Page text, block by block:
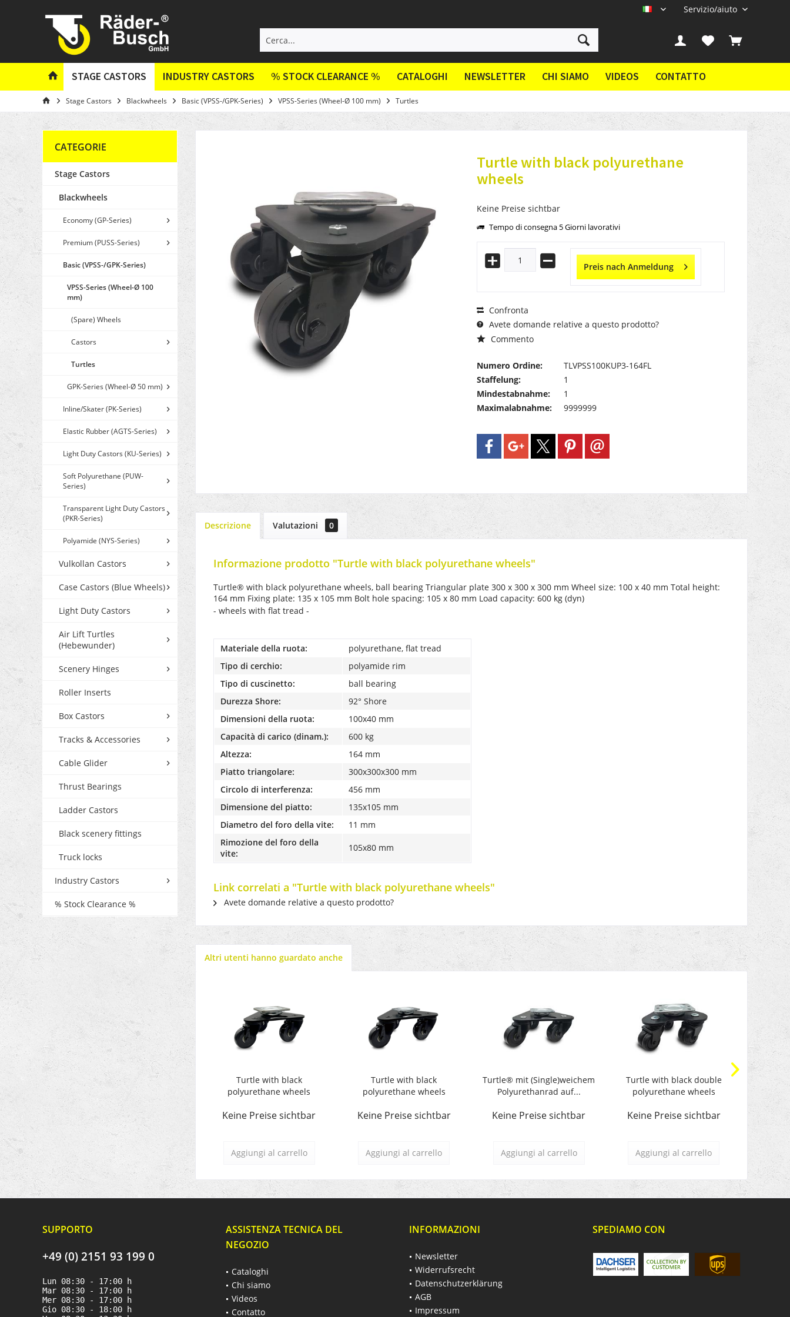
Servizio/aiuto
STAGE CASTORS INDUSTRY CASTORS % STOCK CLEARANCE % CATALOGHI NEWSLETTER CHI SIAMO VIDEOS CONTATTO
Stage Castors Blackwheels Basic (VPSS-/GPK-Series) VPSS-Series (Wheel-Ø 100 mm) Turtles
CATEGORIE
Stage Castors
Blackwheels
Economy (GP-Series)
Premium (PUSS-Series)
Basic (VPSS-/GPK-Series)
VPSS-Series (Wheel-Ø 100
mm)
(Spare) Wheels
Castors
Turtles
GPK-Series (Wheel-Ø 50 mm)
Inline/Skater (PK-Series)
Elastic Rubber (AGTS-Series)
Light Duty Castors (KU-Series)
Soft Polyurethane (PUW-
Series)
Transparent Light Duty Castors
(PKR-Series)
Polyamide (NYS-Series)
Vulkollan Castors
Case Castors (Blue Wheels)
Light Duty Castors
Air Lift Turtles
(Hebewunder)
Scenery Hinges
Roller Inserts
Box Castors
Tracks & Accessories
Cable Glider
Thrust Bearings
Ladder Castors
Black scenery fittings
Truck locks
Industry Castors
% Stock Clearance %
Turtle with black polyurethane
wheels
Keine Preise sichtbar
Tempo di consegna 5 Giorni lavorativi
Preis nach Anmeldung
Confronta
Avete domande relative a questo prodotto?
Commento
Numero Ordine:
TLVPSS100KUP3-164FL
Staffelung:
1
Mindestabnahme:
1
Maximalabnahme:
9999999
Descrizione Valutazioni 0
Informazione prodotto "Turtle with black polyurethane wheels"
Turtle® with black polyurethane wheels, ball bearing Triangular plate 300 x 300 x 300 mm Wheel size: 100 x 40 mm Total height:
164 mm Fixing plate: 135 x 105 mm Bolt hole spacing: 105 x 80 mm Load capacity: 600 kg (dyn)
- wheels with flat tread -
Materiale della ruota:
polyurethane, flat tread
Tipo di cerchio:
polyamide rim
Tipo di cuscinetto:
ball bearing
Durezza Shore:
92° Shore
Dimensioni della ruota:
100x40 mm
Capacità di carico (dinam.):
600 kg
Altezza:
164 mm
Piatto triangolare:
300x300x300 mm
Circolo di interferenza:
456 mm
Dimensione del piatto:
135x105 mm
Diametro del foro della vite:
11 mm
Rimozione del foro della
vite:
105x80 mm
Link correlati a "Turtle with black polyurethane wheels"
Avete domande relative a questo prodotto?
Altri utenti hanno guardato anche
Turtle with black
polyurethane wheels
Keine Preise sichtbar
Aggiungi al carrello
Turtle with black
polyurethane wheels
Keine Preise sichtbar
Aggiungi al carrello
Turtle® mit (Single)weichem
Polyurethanrad auf...
Keine Preise sichtbar
Aggiungi al carrello
Turtle with black double
polyurethane wheels
Keine Preise sichtbar
Aggiungi al carrello
SUPPORTO
+49 (0) 2151 93 199 0
Lun 08:30 - 17:00 h
Mar 08:30 - 17:00 h
Mer 08:30 - 17:00 h
Gio 08:30 - 18:00 h
ASSISTENZA TECNICA DEL
NEGOZIO
Cataloghi
Chi siamo
Videos
Contatto
INFORMAZIONI
Newsletter
Widerrufsrecht
Datenschutzerklärung
AGB
Impressum
SPEDIAMO CON